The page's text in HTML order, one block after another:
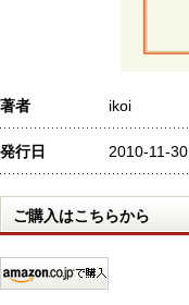
著者 ikoi
発行日 2010-11-30
ご購入はこちらから